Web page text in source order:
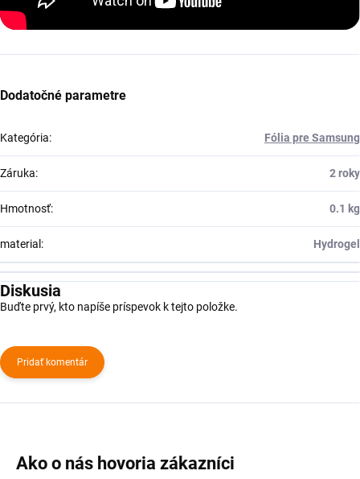
Dodatočné parametre
Kategória: Fólia pre Samsung
Záruka: 2 roky
Hmotnosť: 0.1 kg
material : Hydrogel
Diskusia
Buďte prvý, kto napíše príspevok k tejto položke.
Pridať komentár